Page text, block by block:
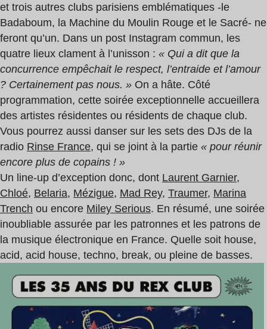
et trois autres clubs parisiens emblématiques -le
Badaboum, la Machine du Moulin Rouge et le Sacré- ne
feront qu’un. Dans un post Instagram commun, les
quatre lieux clament à l’unisson : « Qui a dit que la
concurrence empêchait le respect, l’entraide et l’amour
? Certainement pas nous. » On a hâte. Côté
programmation, cette soirée exceptionnelle accueillera
des artistes résidentes ou résidents de chaque club.
Vous pourrez aussi danser sur les sets des DJs de la
radio Rinse France, qui se joint à la partie « pour réunir
encore plus de copains ! »
Un line-up d’exception donc, dont Laurent Garnier,
Chloé, Belaria, Mézigue, Mad Rey, Traumer, Marina
Trench ou encore Miley Serious. En résumé, une soirée
inoubliable assurée par les patronnes et les patrons de
la musique électronique en France. Quelle soit house,
acid, acid house, techno, break, ou pleine de basses.